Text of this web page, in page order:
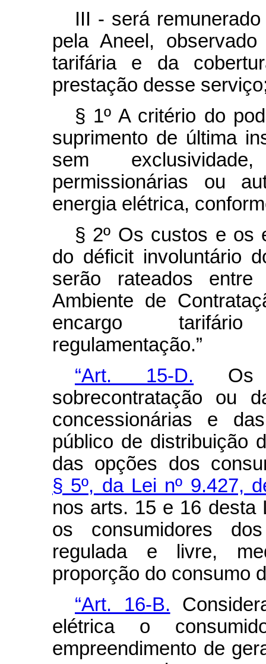
III - será
pela Aneel,
tarifária e da
prestação desse
§ 1º A critério do
suprimento de última
sem
permissionárias ou
energia elétrica,
§ 2º Os custos e os
do déficit involuntário
serão rateados
Ambiente de
encargo
regulamentação.”
“Art. 15-D. Os
sobrecontratação ou
concessionárias e
público de distribuição
das opções dos
§ 5º, da Lei nº 9.427,
nos arts. 15 e 16 desta
os consumidores
regulada e livre,
proporção do consumo
“Art. 16-B.
elétrica o
empreendimento de